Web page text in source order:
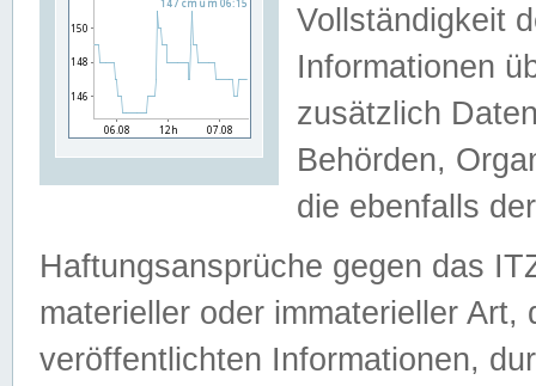
Vollständigkeit
Informationen
zusätzlich
Behörden,
die ebenfalls
Haftungsansprüche gegen das
materieller oder immaterieller
veröffentlichten Informationen,